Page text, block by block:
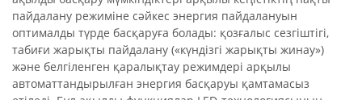
пайдалану режиміне сәйкес энергия пайдалануын
оптималды түрде басқаруға болады: қозғалыс сезгіштігі,
табиғи жарықты пайдалану («күндізгі жарықты жинау»)
және белгіленген қаралықтау режимдері арқылы
автоматтандырылған энергия басқаруы қамтамасыз